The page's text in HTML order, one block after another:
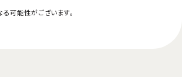
可能性がございます。